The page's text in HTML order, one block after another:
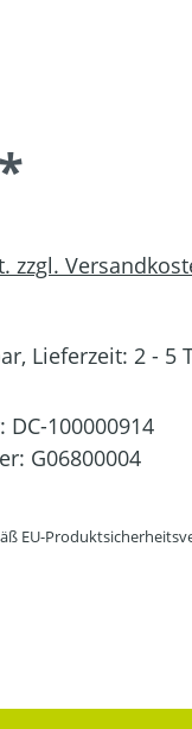
zzgl.
Lieferzeit: 2 - 5
DC-100000914
G06800004
EU-